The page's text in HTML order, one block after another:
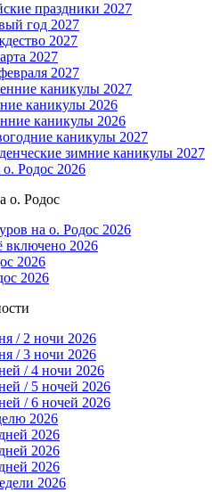
праздники 2027
год 2027
2027
2027
2027
каникулы 2027
каникулы 2026
каникулы 2026
каникулы 2027
зимние каникулы 2027
Родос 2026
о. Родос
на о. Родос 2026
включено 2026
2026
2026
/ 2 ночи 2026
/ 3 ночи 2026
/ 4 ночи 2026
/ 5 ночей 2026
/ 6 ночей 2026
2026
2026
2026
2026
2026